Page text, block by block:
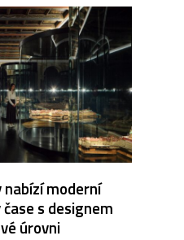
moderní
s designem
úrovni